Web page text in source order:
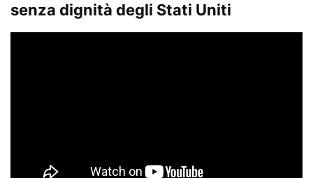
senza dignità degli Stati Uniti